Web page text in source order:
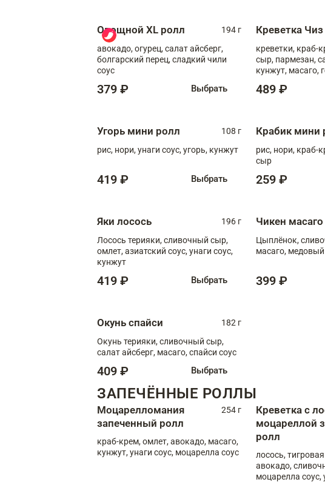
Овощной XL ролл
194 г
авокадо, огурец, салат айсберг,
болгарский перец, сладкий чили
соус
379 ₽ Выбрать
Креветка
креветки, краб-
сыр, пармезан,
кунжут, масаго,
489 ₽
Угорь мини ролл
108 г
рис, нори, унаги соус, угорь, кунжут
419 ₽ Выбрать
Крабик мини
рис, нори, краб-
сыр
259 ₽
Яки лосось
196 г
Лосось терияки, сливочный сыр,
омлет, азиатский соус, унаги соус,
кунжут
419 ₽ Выбрать
Чикен масаго
Цыплёнок,
масаго, медовый
399 ₽
Окунь спайси
182 г
Окунь терияки, сливочный сыр,
салат айсберг, масаго, спайси соус
409 ₽ Выбрать
ЗАПЕЧЁННЫЕ РОЛЛЫ
Моцарелломания
запеченный ролл
254 г
краб-крем, омлет, авокадо, масаго,
кунжут, унаги соус, моцарелла соус
Креветка с
моцареллой
ролл
лосось,
авокадо,
моцарелла соус,